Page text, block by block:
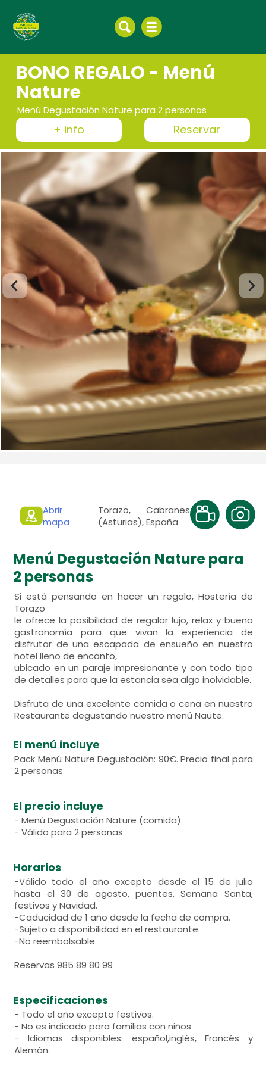
BONO REGALO - Menú
Nature
Menú Degustación Nature para 2 personas
+ info Reservar
Abrir
mapa
Torazo, Cabranes
(Asturias), España
Menú Degustación Nature para
2 personas
Si está pensando en hacer un regalo, Hostería de
Torazo
le ofrece la posibilidad de regalar lujo, relax y buena
gastronomía para que vivan la experiencia de
disfrutar de una escapada de ensueño en nuestro
hotel lleno de encanto,
ubicado en un paraje impresionante y con todo tipo
de detalles para que la estancia sea algo inolvidable.
Disfruta de una excelente comida o cena en nuestro
Restaurante degustando nuestro menú Naute.
El menú incluye
Pack Menú Nature Degustación: 90€. Precio final para
2 personas
El precio incluye
- Menú Degustación Nature (comida).
- Válido para 2 personas
Horarios
-Válido todo el año excepto desde el 15 de julio
hasta el 30 de agosto, puentes, Semana Santa,
festivos y Navidad.
-Caducidad de 1 año desde la fecha de compra.
-Sujeto a disponibilidad en el restaurante.
-No reembolsable
Reservas 985 89 80 99
Especificaciones
- Todo el año excepto festivos.
- No es indicado para familias con niños
- Idiomas disponibles: español,inglés, Francés y
Alemán.